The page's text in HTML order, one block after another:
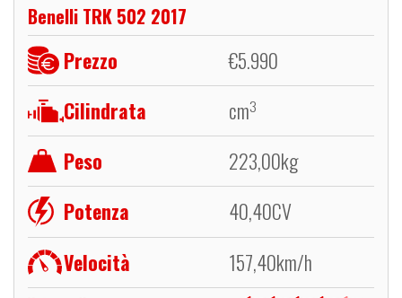
Benelli TRK 502 2017
Prezzo €5.990
Cilindrata
cm3
Peso 223,00kg
Potenza
40,40CV
Velocità
157,40km/h